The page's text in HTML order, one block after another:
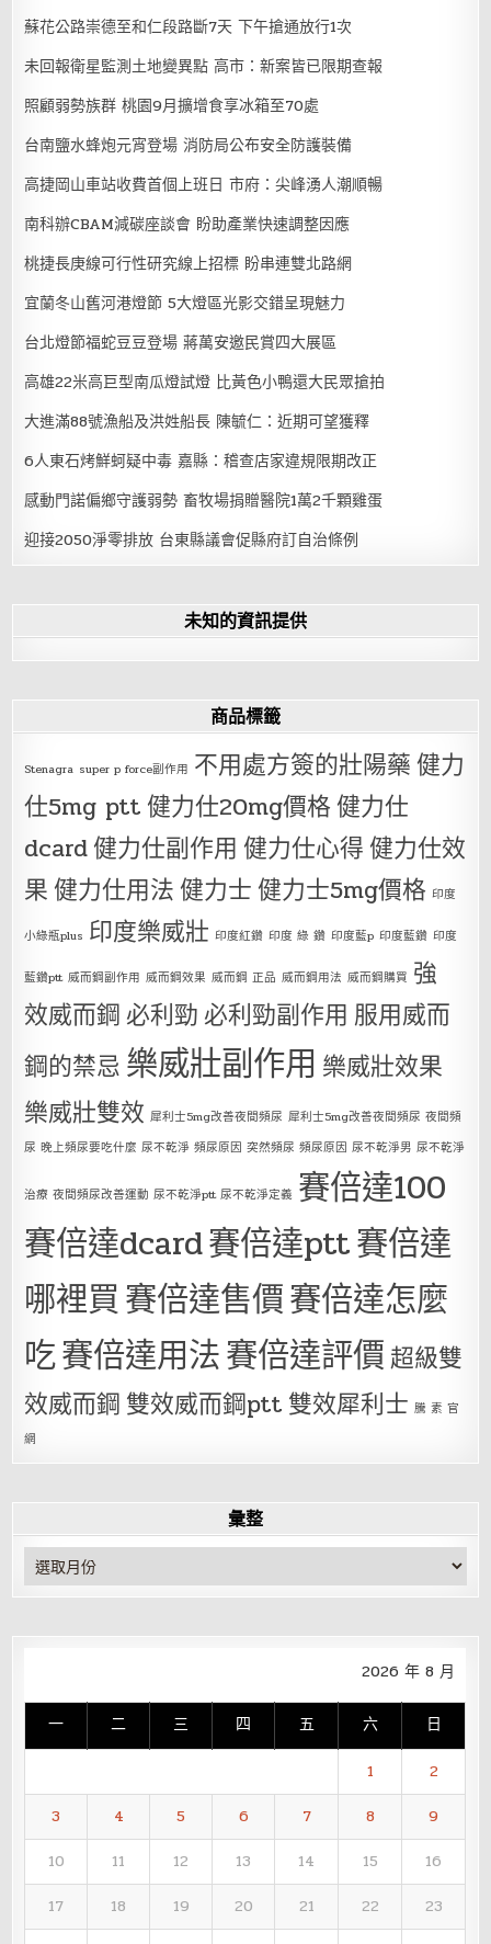
蘇花公路崇德至和仁段路斷7天 下午搶通放行1次
未回報衛星監測土地變異點 高市：新案皆已限期查報
照顧弱勢族群 桃園9月擴增食享冰箱至70處
台南鹽水蜂炮元宵登場 消防局公布安全防護裝備
高捷岡山車站收費首個上班日 市府：尖峰湧人潮順暢
南科辦CBAM減碳座談會 盼助產業快速調整因應
桃捷長庚線可行性研究線上招標 盼串連雙北路網
宜蘭冬山舊河港燈節 5大燈區光影交錯呈現魅力
台北燈節福蛇豆豆登場 蔣萬安邀民賞四大展區
高雄22米高巨型南瓜燈試燈 比黃色小鴨還大民眾搶拍
大進滿88號漁船及洪姓船長 陳毓仁：近期可望獲釋
6人東石烤鮮蚵疑中毒 嘉縣：稽查店家違規限期改正
感動門諾偏鄉守護弱勢 畜牧場捐贈醫院1萬2千顆雞蛋
迎接2050淨零排放 台東縣議會促縣府訂自治條例
未知的資訊提供
商品標籤
Stenagra super p force副作用 不用處方簽的壯陽藥健力
仕5mg ptt健力仕20mg價格健力仕
dcard健力仕副作用 健力仕心得健力仕效
果健力仕用法健力士健力士5mg價格 印度
小綠瓶plus 印度樂威壯 印度紅鑽 印度 綠 鑽 印度藍p 印度藍鑽 印度
藍鑽ptt 威而鋼副作用 威而鋼效果 威而鋼 正品 威而鋼用法 威而鋼購買 強
效威而鋼 必利勁 必利勁副作用 服用威而
鋼的禁忌 樂威壯副作用 樂威壯效果
樂威壯雙效 犀利士5mg改善夜間頻尿 犀利士5mg改善夜間頻尿 夜間頻
尿 晚上頻尿要吃什麼 尿不乾淨 頻尿原因 突然頻尿 頻尿原因 尿不乾淨男 尿不乾淨
治療 夜間頻尿改善運動 尿不乾淨ptt 尿不乾淨定義 賽倍達100
賽倍達dcard賽倍達ptt賽倍達
哪裡買賽倍達售價賽倍達怎麼
吃賽倍達用法賽倍達評價超級雙
效威而鋼 雙效威而鋼ptt 雙效犀利士 騰 素 官
網
彙整
彙
整
2026 年 8 月
一 二 三 四 五 六 日
1
2
3
4 5 6 7 8
9
10
11 12 13 14 15
16
17
18 19 20 21 22
23